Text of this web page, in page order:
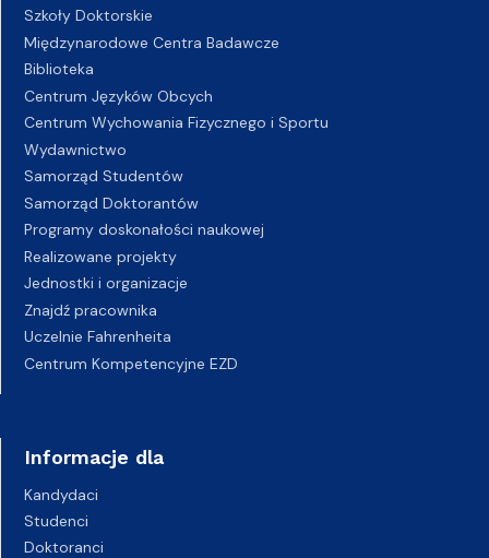
Szkoły Doktorskie
Międzynarodowe Centra Badawcze
Biblioteka
Centrum Języków Obcych
Centrum Wychowania Fizycznego i Sportu
Wydawnictwo
Samorząd Studentów
Samorząd Doktorantów
Programy doskonałości naukowej
Realizowane projekty
Jednostki i organizacje
Znajdź pracownika
Uczelnie Fahrenheita
Centrum Kompetencyjne EZD
Informacje dla
Kandydaci
Studenci
Doktoranci